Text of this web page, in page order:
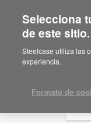
Ideas de
Selecciona
de este sitio.
Steelcase utiliza las
experiencia.
Formato de